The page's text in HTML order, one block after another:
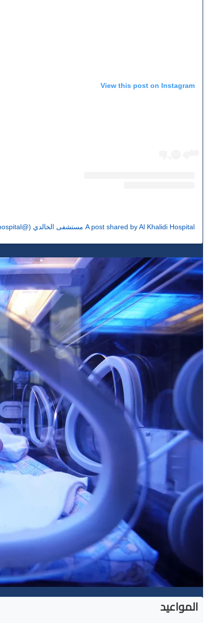
View this post on Instagram
A post shared by Al Khalidi Hospital مستشفى الخالدي (@alkhalidihospital)
المواعيد